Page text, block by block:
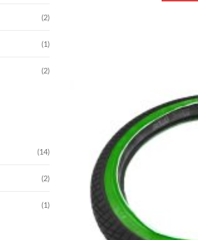
(2)
(1)
(2)
(14)
(2)
(1)